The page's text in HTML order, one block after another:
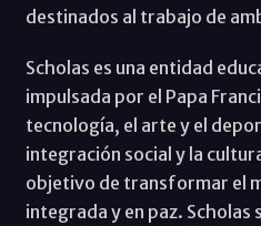
destinados al trabajo de
Scholas es una entidad
impulsada por el Papa
tecnología, el arte y el
integración social y la
objetivo de transformar el
integrada y en paz. Scholas